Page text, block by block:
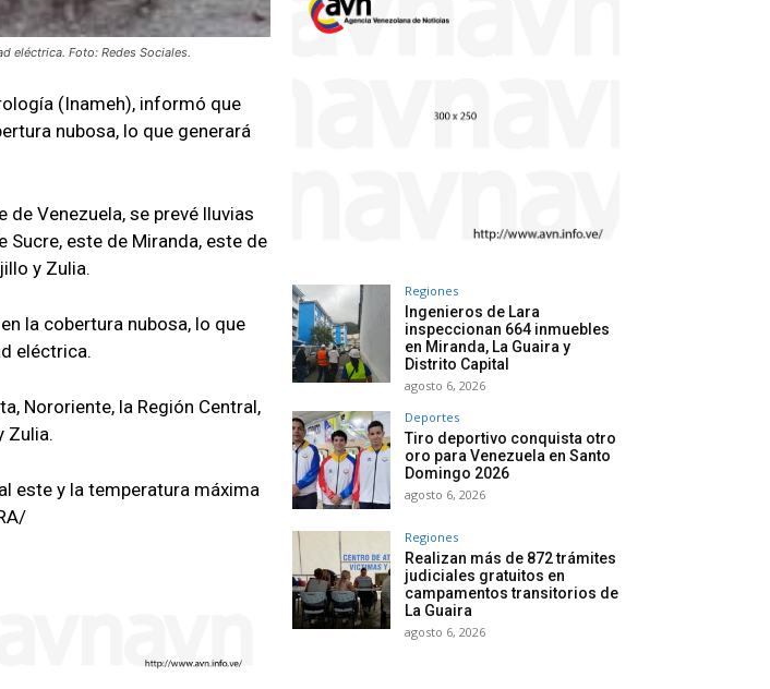
eléctrica. Foto: Redes Sociales.
(Inameh), informó que
nubosa, lo que generará
Venezuela, se prevé lluvias
Sucre, este de Miranda, este de
y Zulia.
la cobertura nubosa, lo que
eléctrica.
Nororiente, la Región Central,
Zulia.
este y la temperatura máxima
Regiones
Ingenieros de Lara
inspeccionan 664 inmuebles
en Miranda, La Guaira y
Distrito Capital
agosto 6, 2026
Deportes
Tiro deportivo conquista otro
oro para Venezuela en Santo
Domingo 2026
agosto 6, 2026
Regiones
Realizan más de 872 trámites
judiciales gratuitos en
campamentos transitorios de
La Guaira
agosto 6, 2026